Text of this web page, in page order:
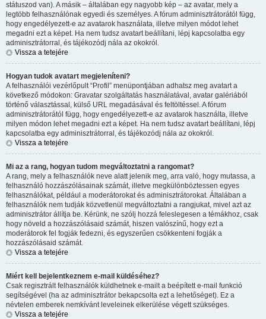
státuszod van). A másik – általában egy nagyobb kép – az avatar, mely a
legtöbb felhasználónak egyedi és személyes. A fórum adminisztrátorától függ,
hogy engedélyezett-e az avatarok használata, illetve milyen módot lehet
megadni ezt a képet. Ha nem tudsz avatart beállítani, lépj kapcsolatba egy
adminisztrátorral, és tájékozódj nála az okokról.
Vissza a tetejére
Hogyan tudok avatart megjeleníteni?
A felhasználói vezérlőpult “Profil” menüpontjában adhatsz meg avatart a
következő módokon: Gravatar szolgáltatás használatával, avatar galériából
történő választással, külső URL megadásával és feltöltéssel. A fórum
adminisztrátorától függ, hogy engedélyezett-e az avatarok használta, illetve
milyen módon lehet megadni ezt a képet. Ha nem tudsz avatart beállítani, lépj
kapcsolatba egy adminisztrátorral, és tájékozódj nála az okokról.
Vissza a tetejére
Mi az a rang, hogyan tudom megváltoztatni a rangomat?
A rang, mely a felhasználók neve alatt jelenik meg, arra való, hogy mutassa, a
felhasználó hozzászólásainak számát, illetve megkülönböztessen egyes
felhasználókat, például a moderátorokat és adminisztrátorokat. Általában a
felhasználók nem tudják közvetlenül megváltoztatni a rangjukat, mivel azt az
adminisztrátor állítja be. Kérünk, ne szólj hozzá feleslegesen a témákhoz, csak
hogy növeld a hozzászólásaid számát, hiszen valószínű, hogy ezt a
moderátorok fel fogják fedezni, és egyszerűen csökkenteni fogják a
hozzászólásaid számát.
Vissza a tetejére
Miért kell bejelentkeznem e-mail küldéséhez?
Csak regisztrált felhasználók küldhetnek e-mailt a beépített e-mail funkció
segítségével (ha az adminisztrátor bekapcsolta ezt a lehetőséget). Ez a
névtelen emberek nemkívánt leveleinek elkerülése végett szükséges.
Vissza a tetejére